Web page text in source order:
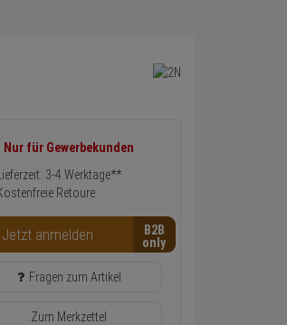
Nur für Gewerbekunden
Lieferzeit: 3-4 Werktage**
Retoure
Jetzt anmelden B2B
Fragen zum Artikel
Zum Merkzettel